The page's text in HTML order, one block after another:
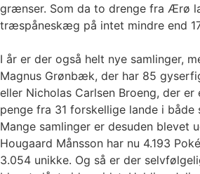
grænser. Som da to drenge fra Ærø
træspåneskæg på intet mindre end
I år er der også helt nye samlinger,
Magnus Grønbæk, der har 85
eller Nicholas Carlsen Broeng, der er
penge fra 31 forskellige lande i både
Mange samlinger er desuden blevet
Hougaard Månsson har nu 4.193
3.054 unikke. Og så er der